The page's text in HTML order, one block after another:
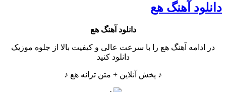
دانلود آهنگ هع
دانلود آهنگ هع
در ادامه آهنگ هع را با سرعت عالی و کیفیت بالا از جلوه موزیک
دانلود کنید
♪ پخش آنلاین + متن ترانه هع ♪